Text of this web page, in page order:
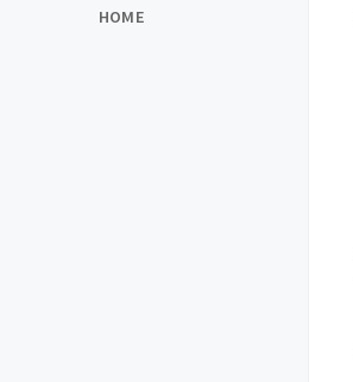
HOME